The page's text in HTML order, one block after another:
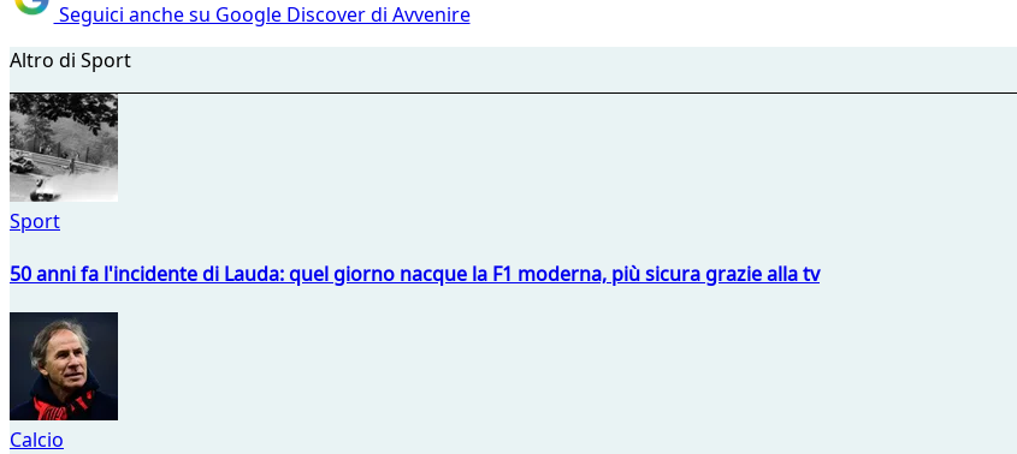
Seguici anche su Google Discover di Avvenire
Altro di Sport
Sport
50 anni fa l'incidente di Lauda: quel giorno nacque la F1 moderna, più sicura grazie alla tv
Calcio